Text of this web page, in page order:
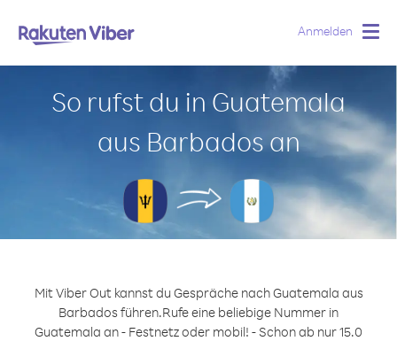
Anmelden
So rufst du in Guatemala
aus Barbados an
Mit Viber Out kannst du Gespräche nach Guatemala aus
Barbados führen.Rufe eine beliebige Nummer in
Guatemala an - Festnetz oder mobil! - Schon ab nur 15.0